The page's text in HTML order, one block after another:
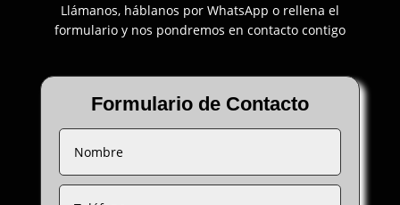
Llámanos, háblanos por WhatsApp o rellena el
formulario y nos pondremos en contacto contigo
Formulario de Contacto